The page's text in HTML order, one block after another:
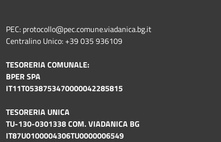
PEC: protocollo@pec.comune.viadanica.bg.it
Centralino Unico: +39 035 936109
TESORERIA COMUNALE:
BPER SPA
IT11T0538753470000042285815
TESORERIA UNICA
TU-130-0301338 COM. VIADANICA BG
IT87U0100004306TU0000006549